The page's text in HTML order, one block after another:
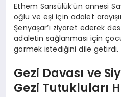
Ethem Sarısülük’ün annesi
oğlu ve eşi için adalet
Şenyaşar’ı ziyaret ederek
adaletin sağlanması için
görmek istediğini dile getirdi.
Gezi Davası ve
Gezi Tutukluları